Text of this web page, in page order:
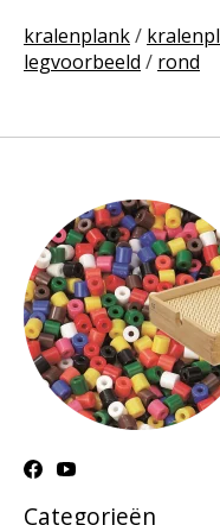
kralenplank/
legvoorbeeld / rond
Categorieën